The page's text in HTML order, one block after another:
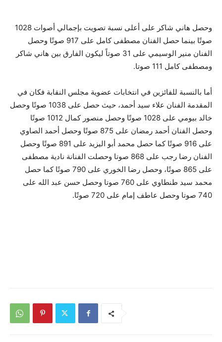
وحصل هاني شاكر على أعلى نسبة تصويت بإجمالي أصوات 1028
صوتًا بينما حصل الفنان مصطفى كامل على 917 صوتًا وحصل
الفنان منير الوسيمي على 31 صوتاً ليكون الفارق بين هاني شاكر
ومصطفى كامل 111 صوتا.
أما بالنسبة للفائزين في انتخابات عضوية مجلس النقابة فكان في
المقدمة الفنان علاء سيد أحمد، حيث حصل على 1038 صوتًا وحصل
خالد بيومي على 1028 صوتًا وحصل منصور كمال 1012 صوتًا
وحصل الفنان أحمد رمضان على 875 صوتًا وحصل أحمد الصاوي
على 916 صوتًا كما حصل محمد أبو اليزيد على 891 صوتًا وحصل
الفنان رضا رجب على 868 صوتا وحصلت الفنانة نادية مصطفى
على 865 صوتًا، وحصل رضا الخوري على 790 صوتًا كما حصل
محمد سيد طنطاوي على 760 صوتا وحصل حسن عبد الله على
740 صوتا وحصل عاطف إمام على 720 صوتًا.